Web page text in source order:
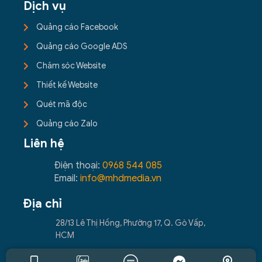
Dịch vụ
Quảng cáo Facebook
Quảng cáo Google ADS
Chăm sóc Website
Thiết kế Website
Quét mã độc
Quảng cáo Zalo
Liên hệ
Điện thoại: 0968 544 085
Email: info@mhdmedia.vn
Địa chỉ
28/13 Lê Thị Hồng, Phường 17, Q. Gò Vấp,
HCM